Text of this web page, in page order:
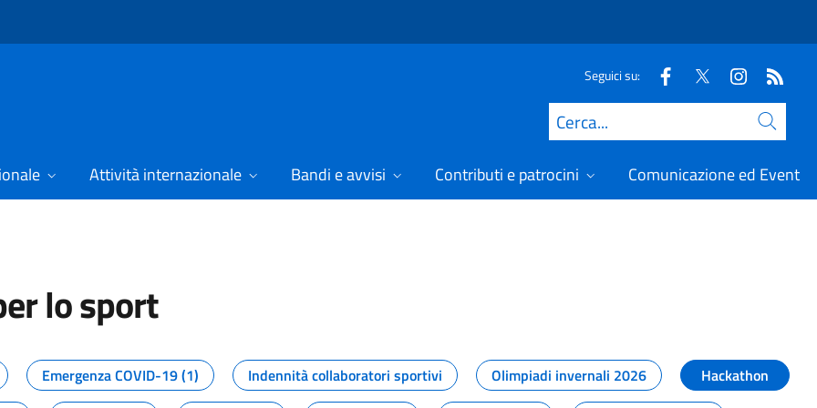
Seguici su:
Cerca
Attività internazionale Bandi e avvisi Contributi e patrocini Comunicazione ed Eventi
lo sport
dal Dipartimento per lo sport
Emergenza COVID-19 (1) Indennità collaboratori sportivi Olimpiadi invernali 2026
Hackathon